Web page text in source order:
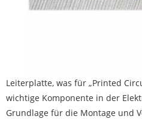
Leiterplatte, was für „Printed
wichtige Komponente in der
Grundlage für die Montage und